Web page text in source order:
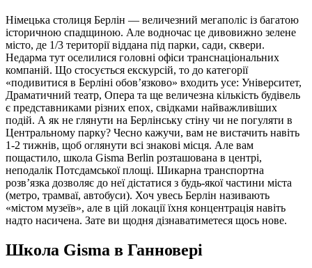
Німецька столиця Берлін — величезний мегаполіс із багатою
історичною спадщиною. Але водночас це дивовижно зелене
місто, де 1/3 території віддана під парки, сади, сквери.
Недарма тут оселилися головні офіси транснаціональних
компаній. Що стосується екскурсій, то до категорії
«подивитися в Берліні обов’язково» входить усе: Університет,
Драматичний театр, Опера та ще величезна кількість будівель
є представниками різних епох, свідками найважливіших
подій. А як не глянути на Берлінську стіну чи не погуляти в
Центральному парку? Чесно кажучи, вам не вистачить навіть
1-2 тижнів, щоб оглянути всі знакові місця. Але вам
пощастило, школа Gisma Berlin розташована в центрі,
неподалік Потсдамської площі. Шикарна транспортна
розв’язка дозволяє до неї дістатися з будь-якої частини міста
(метро, трамваї, автобуси). Хоч увесь Берлін називають
«містом музеїв», але в цій локації їхня концентрація навіть
надто насичена. Зате ви щодня дізнаватиметеся щось нове.
Школа Gisma в Ганновері